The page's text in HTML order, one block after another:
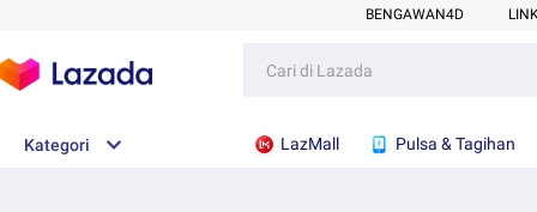
BENGAWAN4D
Kategori LazMall Pulsa & Tagihan